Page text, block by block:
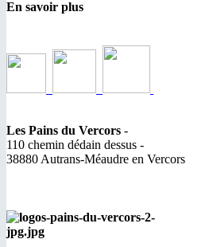
En savoir plus
Les Pains du Vercors -
110 chemin dédain dessus -
38880 Autrans-Méaudre en Vercors